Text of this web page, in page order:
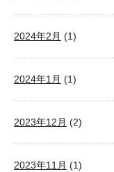
2024年2月 (1)
2024年1月 (1)
2023年12月 (2)
2023年11月 (1)